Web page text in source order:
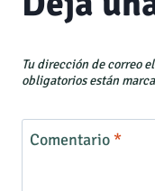
Tu dirección de correo
obligatorios están
Comentario *